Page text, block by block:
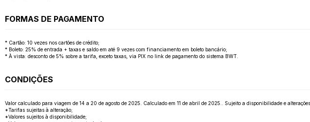
FORMAS DE PAGAMENTO
* Cartão: 10 vezes nos cartões de crédito;
* Boleto: 25% de entrada + taxas e saldo em até 9 vezes com financiamento em boleto bancário;
* À vista: desconto de 5% sobre a tarifa, exceto taxas, via PIX no link de pagamento do sistema BWT.
CONDIÇÕES
Valor calculado para viagem de 14 a 20 de agosto de 2025. Calculado em 11 de abril de 2025.. Sujeito a disponibilidade e
*Tarifas sujeitas à alteração;
*Valores sujeitos à disponibilidade;